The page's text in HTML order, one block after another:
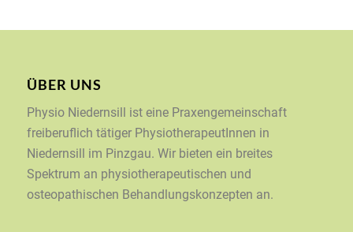
ÜBER UNS
Physio Niedernsill ist eine Praxengemeinschaft
freiberuflich tätiger PhysiotherapeutInnen in
Niedernsill im Pinzgau. Wir bieten ein breites
Spektrum an physiotherapeutischen und
osteopathischen Behandlungskonzepten an.